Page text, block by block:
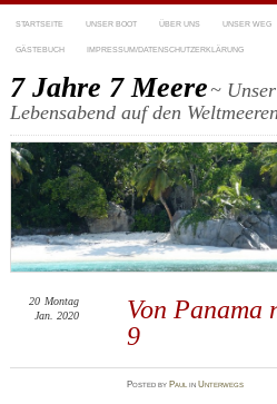
STARTSEITE UNSER BOOT ÜBER UNS UNSER WEG
GÄSTEBUCH IMPRESSUM/DATENSCHUTZERKLÄRUNG
7 Jahre 7 Meere~ Unser
Lebensabend auf den
Von Panama
9
20 Montag
Jan. 2020
Postedby Paul inUnterwegs